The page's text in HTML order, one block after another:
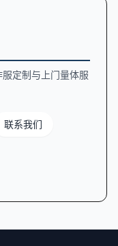
定制与上门量体服
联系我们